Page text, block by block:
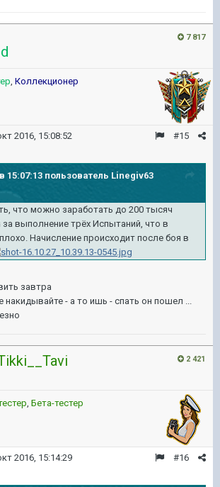
7 817
Коллекционер
#15
2016, 15:08:52
15:07:13 пользователь Linegiv63
что можно заработать до 200 тысяч
выполнение трёх Испытаний, что в
Начисление происходит после боя в
завтра
- а то ишь - спать он пошел ...
2 421
Бета-тестер
#16
2016, 15:14:29